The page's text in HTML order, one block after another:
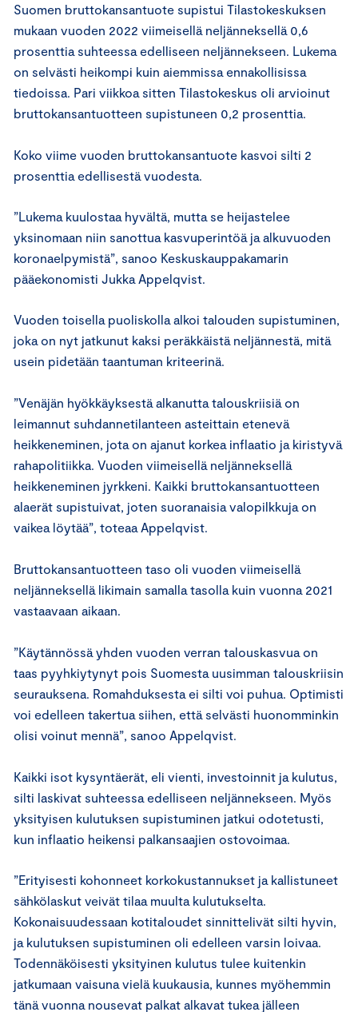
Suomen bruttokansantuote supistui Tilastokeskuksen
mukaan vuoden 2022 viimeisellä neljänneksellä 0,6
prosenttia suhteessa edelliseen neljännekseen. Lukema
on selvästi heikompi kuin aiemmissa ennakollisissa
tiedoissa. Pari viikkoa sitten Tilastokeskus oli arvioinut
bruttokansantuotteen supistuneen 0,2 prosenttia.
Koko viime vuoden bruttokansantuote kasvoi silti 2
prosenttia edellisestä vuodesta.
”Lukema kuulostaa hyvältä, mutta se heijastelee
yksinomaan niin sanottua kasvuperintöä ja alkuvuoden
koronaelpymistä”, sanoo Keskuskauppakamarin
pääekonomisti Jukka Appelqvist.
Vuoden toisella puoliskolla alkoi talouden supistuminen,
joka on nyt jatkunut kaksi peräkkäistä neljännestä, mitä
usein pidetään taantuman kriteerinä.
”Venäjän hyökkäyksestä alkanutta talouskriisiä on
leimannut suhdannetilanteen asteittain etenevä
heikkeneminen, jota on ajanut korkea inflaatio ja kiristyvä
rahapolitiikka. Vuoden viimeisellä neljänneksellä
heikkeneminen jyrkkeni. Kaikki bruttokansantuotteen
alaerät supistuivat, joten suoranaisia valopilkkuja on
vaikea löytää”, toteaa Appelqvist.
Bruttokansantuotteen taso oli vuoden viimeisellä
neljänneksellä likimain samalla tasolla kuin vuonna 2021
vastaavaan aikaan.
”Käytännössä yhden vuoden verran talouskasvua on
taas pyyhkiytynyt pois Suomesta uusimman talouskriisin
seurauksena. Romahduksesta ei silti voi puhua. Optimisti
voi edelleen takertua siihen, että selvästi huonomminkin
olisi voinut mennä”, sanoo Appelqvist.
Kaikki isot kysyntäerät, eli vienti, investoinnit ja kulutus,
silti laskivat suhteessa edelliseen neljännekseen. Myös
yksityisen kulutuksen supistuminen jatkui odotetusti,
kun inflaatio heikensi palkansaajien ostovoimaa.
”Erityisesti kohonneet korkokustannukset ja kallistuneet
sähkölaskut veivät tilaa muulta kulutukselta.
Kokonaisuudessaan kotitaloudet sinnittelivät silti hyvin,
ja kulutuksen supistuminen oli edelleen varsin loivaa.
Todennäköisesti yksityinen kulutus tulee kuitenkin
jatkumaan vaisuna vielä kuukausia, kunnes myöhemmin
tänä vuonna nousevat palkat alkavat tukea jälleen